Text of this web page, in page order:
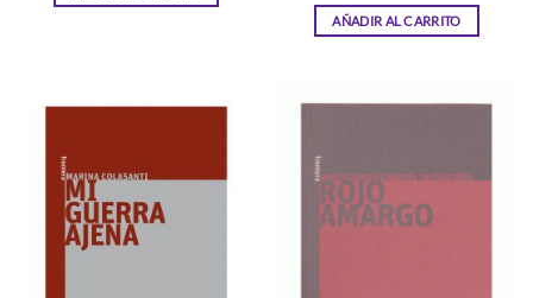
AÑADIR AL CARRITO